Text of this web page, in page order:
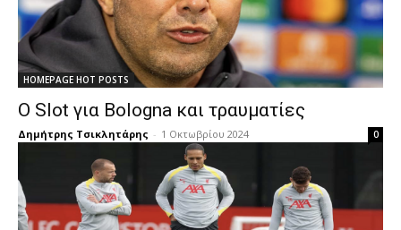
HOMEPAGE HOT POSTS
Ο Slot για Bologna και τραυματίες
Δημήτρης Τσικλητάρης - 1 Οκτωβρίου 2024 0